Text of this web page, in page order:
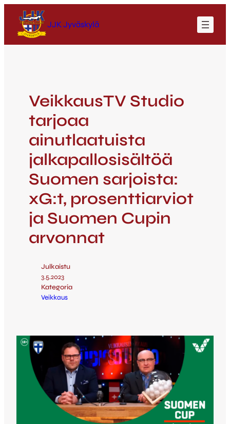
JJK Jyväskylä
VeikkausTV Studio
tarjoaa
ainutlaatuista
jalkapallosisältöä
Suomen sarjoista:
xG:t, prosenttiarviot
ja Suomen Cupin
arvonnat
Julkaistu
3.5.2023
Kategoria
Veikkaus